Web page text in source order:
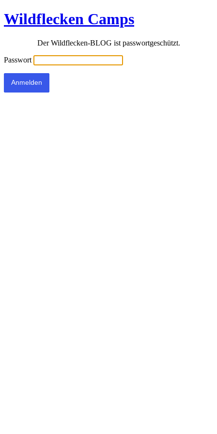
Wildflecken Camps
Der Wildflecken-BLOG ist passwortgeschützt.
Passwort